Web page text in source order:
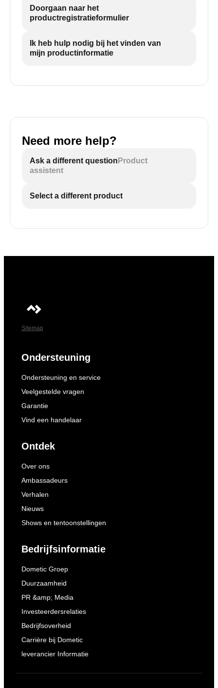
Doorgaan naar het
productregistratieformulier
Ik heb hulp nodig bij het vinden van
mijn productinformatie
Need more help?
Ask a different question Product
assistent
Select a different product
Sitemap
Ondersteuning
Ondersteuning en service
Veelgestelde vragen
Garantie
Vind een handelaar
Ontdek
Over ons
Ambassadeurs
Verhalen
Nieuws
Shows en tentoonstellingen
Bedrijfsinformatie
Dometic Groep
Duurzaamheid
PR &amp; Media
Investeerdersrelaties
Bedrijfsoverheid
Carrière bij Dometic
leverancier Informatie